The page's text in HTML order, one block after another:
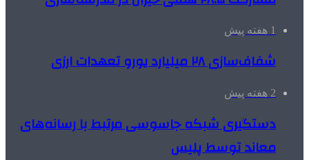
1 هفته پیش
شفاف‌سازی ۲۸ میلیارد یورو تعهدات ارزی
2 هفته پیش
دستگیری شبکه جاسوسی مرتبط با رسانه‌های
معاند توسط پلیس